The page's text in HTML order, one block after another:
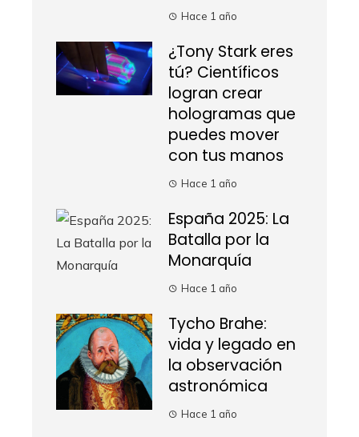
Hace 1 año
¿Tony Stark eres
tú? Científicos
logran crear
hologramas que
puedes mover
con tus manos
Hace 1 año
España 2025: La
Batalla por la
Monarquía
Hace 1 año
Tycho Brahe:
vida y legado en
la observación
astronómica
Hace 1 año